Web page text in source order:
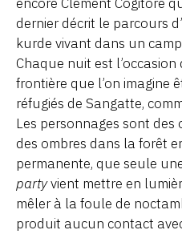
dernier décrit le parcours
kurde vivant dans un
Chaque nuit est
frontière que l’on imagine
réfugiés de Sangatte,
Les personnages sont des
des ombres dans la forêt
permanente, que seule
partyvient mettre en
mêler à la foule de
produit aucun contact